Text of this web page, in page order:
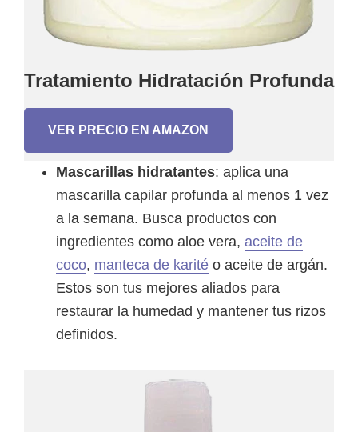
Tratamiento Hidratación Profunda
VER PRECIO EN AMAZON
Mascarillas hidratantes: aplica una
mascarilla capilar profunda al menos 1 vez
a la semana. Busca productos con
ingredientes como aloe vera, aceite de
coco, manteca de karité o aceite de argán.
Estos son tus mejores aliados para
restaurar la humedad y mantener tus rizos
definidos.